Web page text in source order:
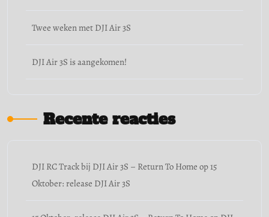
Twee weken met DJI Air 3S
DJI Air 3S is aangekomen!
Recente reacties
DJI RC Track bij DJI Air 3S – Return To Home op15
Oktober: release DJI Air 3S